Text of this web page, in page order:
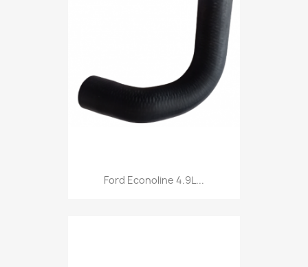
Ford Econoline 4.9L...